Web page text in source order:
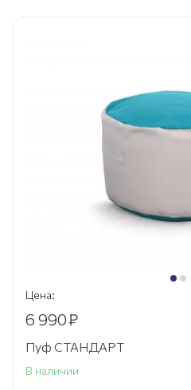
Цена:
6 990₽
Пуф СТАНДАРТ
В наличии